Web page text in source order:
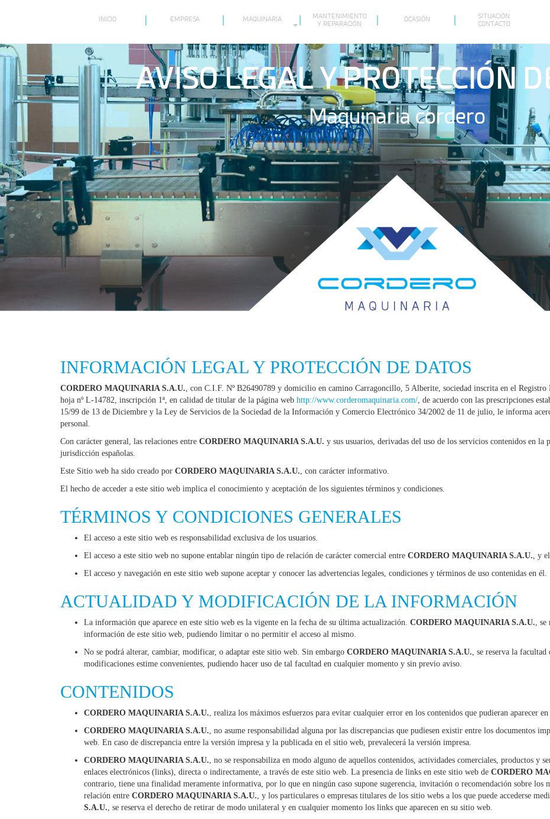
INICIO(ACUTAL) EMPRESA MAQUINARIA
MANTENIMIENTO
Y REPARACIÓN
OCASIÓN
SITUACIÓN
CONTACTO
AVISO LEGAL Y PROTECCIÓN
Maquinaria cordero
INFORMACIÓN LEGAL Y PROTECCIÓN DE DATOS
CORDERO MAQUINARIA S.A.U. , con C.I.F. Nº B26490789 y domicilio en camino Carragoncillo, 5 Alberite, sociedad inscrita en el
hoja nº L-14782, inscripción 1ª, en calidad de titular de la página web http://www.corderomaquinaria.com/ , de acuerdo con las prescripciones
15/99 de 13 de Diciembre y la Ley de Servicios de la Sociedad de la Información y Comercio Electrónico 34/2002 de 11 de julio, le informa
personal.
Con carácter general, las relaciones entre CORDERO MAQUINARIA S.A.U. y sus usuarios, derivadas del uso de los servicios contenidos en la
jurisdicción españolas.
Este Sitio web ha sido creado por CORDERO MAQUINARIA S.A.U. , con carácter informativo.
El hecho de acceder a este sitio web implica el conocimiento y aceptación de los siguientes términos y condiciones.
TÉRMINOS Y CONDICIONES GENERALES
El acceso a este sitio web es responsabilidad exclusiva de los usuarios.
El acceso a este sitio web no supone entablar ningún tipo de relación de carácter comercial entre CORDERO MAQUINARIA S.A.U. , y
El acceso y navegación en este sitio web supone aceptar y conocer las advertencias legales, condiciones y términos de uso contenidas en él.
ACTUALIDAD Y MODIFICACIÓN DE LA INFORMACIÓN
La información que aparece en este sitio web es la vigente en la fecha de su última actualización. CORDERO MAQUINARIA S.A.U. ,
información de este sitio web, pudiendo limitar o no permitir el acceso al mismo.
No se podrá alterar, cambiar, modificar, o adaptar este sitio web. Sin embargo CORDERO MAQUINARIA S.A.U. , se reserva la
modificaciones estime convenientes, pudiendo hacer uso de tal facultad en cualquier momento y sin previo aviso.
CONTENIDOS
CORDERO MAQUINARIA S.A.U. , realiza los máximos esfuerzos para evitar cualquier error en los contenidos que pudieran aparecer en
CORDERO MAQUINARIA S.A.U. , no asume responsabilidad alguna por las discrepancias que pudiesen existir entre los documentos
web. En caso de discrepancia entre la versión impresa y la publicada en el sitio web, prevalecerá la versión impresa.
CORDERO MAQUINARIA S.A.U. , no se responsabiliza en modo alguno de aquellos contenidos, actividades comerciales, productos y
enlaces electrónicos (links), directa o indirectamente, a través de este sitio web. La presencia de links en este sitio web de CORDERO
contrario, tiene una finalidad meramente informativa, por lo que en ningún caso supone sugerencia, invitación o recomendación sobre los
relación entre CORDERO MAQUINARIA S.A.U. , y los particulares o empresas titulares de los sitio webs a los que puede accederse
S.A.U. , se reserva el derecho de retirar de modo unilateral y en cualquier momento los links que aparecen en su sitio web.